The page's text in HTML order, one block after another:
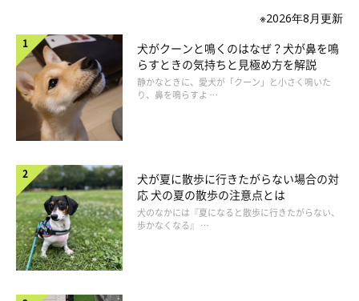
犬が熱中症になると、激しいパンティング、流涎（よだれを垂ら
す）、ふらつき、意識障害、虚脱、痙攣などを引き起こします。
※2026年8月更新
犬がクーンと鳴くのはなぜ？犬が鼻を鳴
らすときの気持ちと見極め方を解説
静かなときに、愛犬が「クーン」と小さく鳴いた
り、鼻を鳴らすよ …
犬が夏に散歩に行きたがらない場合の対
応 犬の夏の散歩の注意点とは
犬のなかには『夏になると散歩に行きたがらない、
歩かなくなる』 …